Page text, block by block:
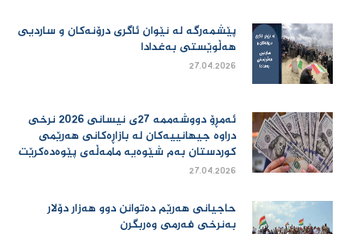
پێشمەرگە لە نێوان ئاگری درۆنەکان و ساردیی
هەڵوێستی بەغدادا
27.04.2026
ئەمڕۆ دووشەممە 27ی نیسانی 2026 نرخی
دراوە جیهانییەكان لە بازاڕەكانی هەرێمی
كوردستان بەم شێوەیە مامەڵەی پێوەدەكرێت
27.04.2026
حاجیانی هەرێم دەتوانن دوو هەزار دۆلار
بەنرخی فەرمی وەربگرن